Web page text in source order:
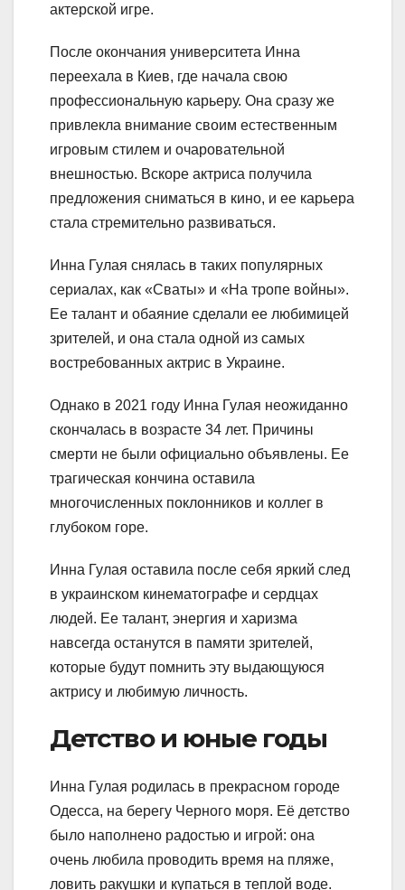
актерской игре.
После окончания университета Инна
переехала в Киев, где начала свою
профессиональную карьеру. Она сразу же
привлекла внимание своим естественным
игровым стилем и очаровательной
внешностью. Вскоре актриса получила
предложения сниматься в кино, и ее карьера
стала стремительно развиваться.
Инна Гулая снялась в таких популярных
сериалах, как «Сваты» и «На тропе войны».
Ее талант и обаяние сделали ее любимицей
зрителей, и она стала одной из самых
востребованных актрис в Украине.
Однако в 2021 году Инна Гулая неожиданно
скончалась в возрасте 34 лет. Причины
смерти не были официально объявлены. Ее
трагическая кончина оставила
многочисленных поклонников и коллег в
глубоком горе.
Инна Гулая оставила после себя яркий след
в украинском кинематографе и сердцах
людей. Ее талант, энергия и харизма
навсегда останутся в памяти зрителей,
которые будут помнить эту выдающуюся
актрису и любимую личность.
Детство и юные годы
Инна Гулая родилась в прекрасном городе
Одесса, на берегу Черного моря. Её детство
было наполнено радостью и игрой: она
очень любила проводить время на пляже,
ловить ракушки и купаться в теплой воде.